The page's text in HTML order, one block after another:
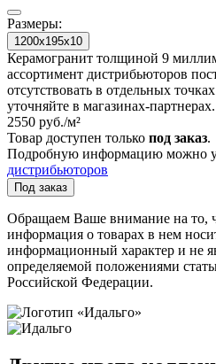
Размеры:
1200x195x10
Керамогранит толщиной 9
ассортимент дистрибьюторов
отсутствовать в отдельных
уточняйте в магазинах-партнерах.
2550 руб./м²
Товар доступен только под заказ.
Подробную информацию можно
дистрибьюторов
Под заказ
Обращаем Ваше внимание на то,
информация о товарах в нем
информационный характер и не
определяемой положениями
Российской Федерации.